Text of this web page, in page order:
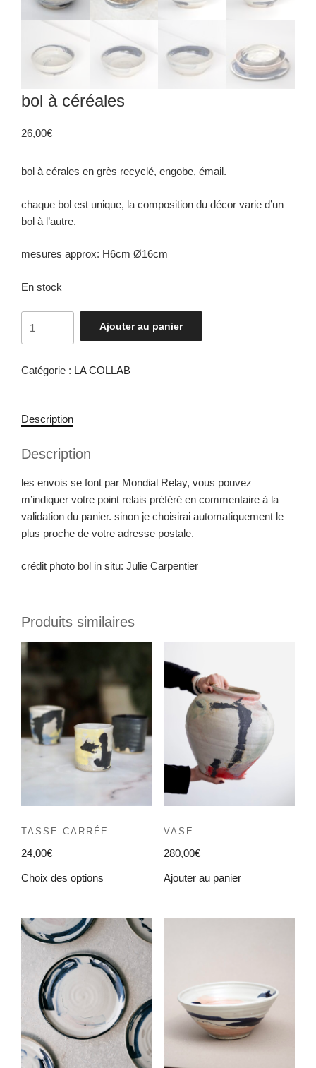
bol à céréales
26,00€
bol à cérales en grès recyclé, engobe, émail.
chaque bol est unique, la composition du décor varie d’un
bol à l’autre.
mesures approx: H6cm Ø16cm
En stock
Ajouter au panier
Catégorie : LA COLLAB
Description
Description
les envois se font par Mondial Relay, vous pouvez
m’indiquer votre point relais préféré en commentaire à la
validation du panier. sinon je choisirai automatiquement le
plus proche de votre adresse postale.
crédit photo bol in situ: Julie Carpentier
Produits similaires
TASSE CARRÉE
24,00€
Choix des options
VASE
280,00€
Ajouter au panier